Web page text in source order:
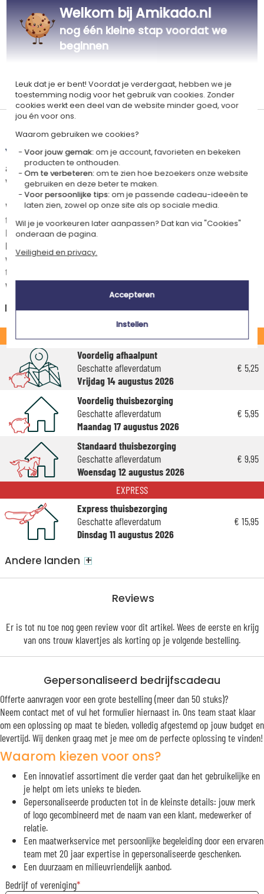
Gepersonaliseerd
in Frankrijk
Reviews
Er is tot nu toe nog geen review voor dit artikel. Wees de eerste en krijg
van ons trouw klavertjes als korting op je volgende bestelling.
Levertijd en verzendkosten
Dit artikel wordt gepersonaliseerd in ons Amikado
atelier. Het komt in aanmerking voor de aanbieding «Gratis verzending
vanaf 85 € aankoop» -Zie voorwaarden
Voor elke bestelling onder 85 €, zijn de onderstaande verzendkosten van
toepassing.
De geschatte levertijden kunt je hieronder vinden. Je kunt de
bezorgopties bepalen: normale levering of express levering. Per cadeau
worden de mogelijke leveropties weergegeven op de artikelpagina en
tijdens de stappen van je winkelwagen. (Als je het geld overmaakt, houd
wel rekening met 3-4 dagen extra levertijd van je cadeau.)
Nederland
STANDAARD
Voordelig afhaalpunt
Geschatte afleverdatum
Vrijdag 14 augustus 2026
€ 5,25
Voordelig thuisbezorging
Geschatte afleverdatum
Maandag 17 augustus 2026
€ 5,95
Standaard thuisbezorging
Geschatte afleverdatum
Woensdag 12 augustus 2026
€ 9,95
EXPRESS
Express thuisbezorging
Geschatte afleverdatum
Dinsdag 11 augustus 2026
€ 15,95
Andere landen +
Gepersonaliseerd bedrijfscadeau
Offerte aanvragen voor een grote bestelling (meer dan 50 stuks)?
Neem contact met of vul het formulier hiernaast in. Ons team staat klaar
om een oplossing op maat te bieden, volledig afgestemd op jouw budget en
levertijd. Wij denken graag met je mee om de perfecte oplossing te vinden!
Waarom kiezen voor ons?
Een innovatief assortiment die verder gaat dan het gebruikelijke en
je helpt om iets unieks te bieden.
Gepersonaliseerde producten tot in de kleinste details: jouw merk
of logo gecombineerd met de naam van een klant, medewerker of
relatie.
Een maatwerkservice met persoonlijke begeleiding door een ervaren
team met 20 jaar expertise in gepersonaliseerde geschenken.
Een duurzaam en milieuvriendelijk aanbod.
Bedrijf of vereniging
Welkom bij Amikado.nl
nog één kleine stap voordat we
beginnen
Leuk dat je er bent! Voordat je verdergaat, hebben we je
toestemming nodig voor het gebruik van cookies. Zonder
cookies werkt een deel van de website minder goed, voor
jou én voor ons.
Waarom gebruiken we cookies?
Voor jouw gemak:om je account, favorieten en bekeken
producten te onthouden.
Om te verbeteren:om te zien hoe bezoekers onze website
gebruiken en deze beter te maken.
Voor persoonlijke tips:om je passende cadeau-ideeën te
laten zien, zowel op onze site als op sociale media.
Wil je je voorkeuren later aanpassen? Dat kan via "Cookies"
onderaan de pagina.
Veiligheid en privacy.
Accepteren
Instellen